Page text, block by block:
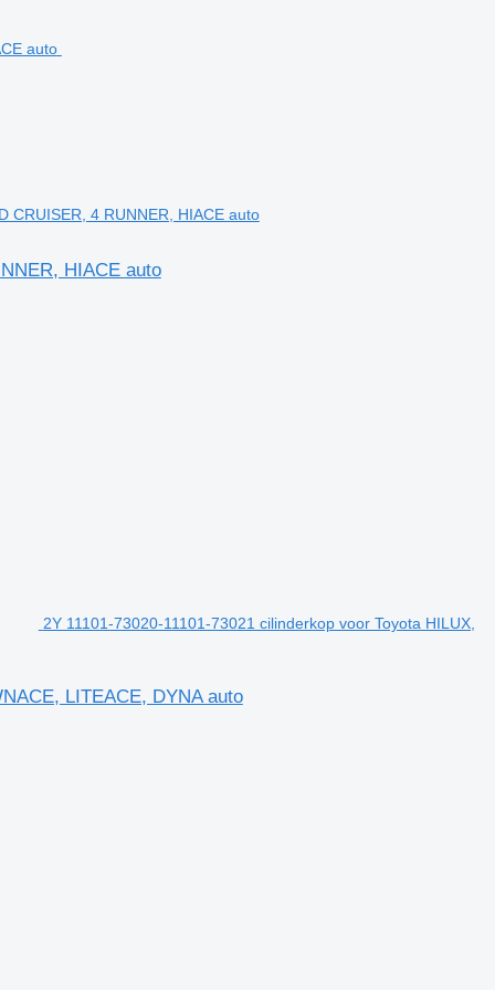
CRUISER, 4 RUNNER, HIACE auto
HIACE auto
2Y 11101-73020-11101-73021 cilinderkop voor Toyota HILUX,
LITEACE, DYNA auto